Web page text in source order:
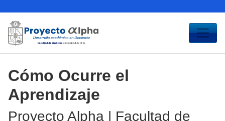
Cómo Ocurre el
Aprendizaje
Proyecto Alpha | Facultad de